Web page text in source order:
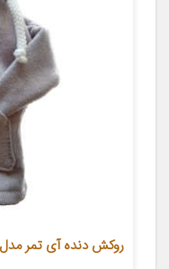
روکش دنده آی تمر مدل